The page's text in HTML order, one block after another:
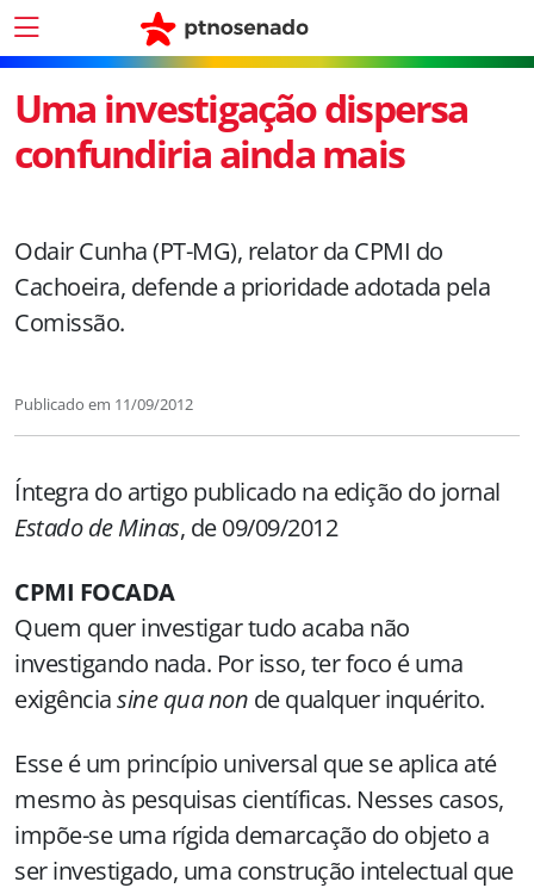
Uma investigação dispersa
confundiria ainda mais
Odair Cunha (PT-MG), relator da CPMI do
Cachoeira, defende a prioridade adotada pela
Comissão.
Publicado em 11/09/2012
Íntegra do artigo publicado na edição do jornal
Estado de Minas, de 09/09/2012
CPMI FOCADA
Quem quer investigar tudo acaba não
investigando nada. Por isso, ter foco é uma
exigênciasine qua non de qualquer inquérito.
Esse é um princípio universal que se aplica até
mesmo às pesquisas científicas. Nesses casos,
impõe-se uma rígida demarcação do objeto a
ser investigado, uma construção intelectual que